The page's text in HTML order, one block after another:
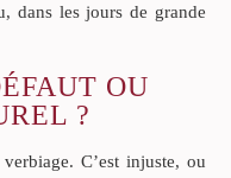
dans les jours de grande
OU
?
C’est injuste, ou